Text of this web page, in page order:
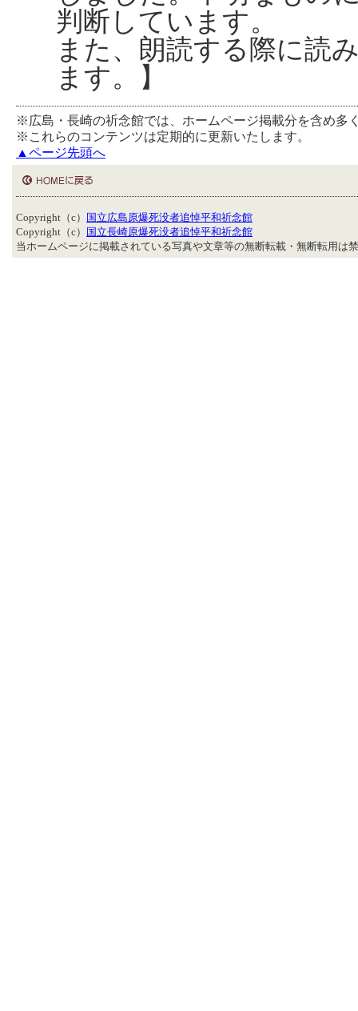
判断しています。
また、朗読する際に読
ます。】
※広島・長崎の祈念館では、ホームページ掲載分を含め多
※これらのコンテンツは定期的に更新いたします。
▲ページ先頭へ
Copyright（c）
国立広島原爆死没者追悼平和祈念館
Copyright（c）
国立長崎原爆死没者追悼平和祈念館
当ホームページに掲載されている写真や文章等の無断転載・無断転用は